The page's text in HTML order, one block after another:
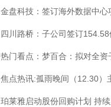
金盘科技：签订海外数据中
四川路桥：子公司签订
热门看点：梦百合：拟对全
焦点热讯:孤雨晚间（12.30）
珀莱雅启动股份回购计划 持